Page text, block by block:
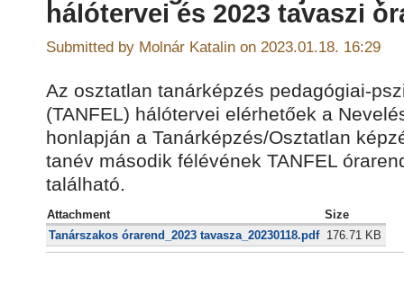
hálótervei és 2023 tavaszi
Submitted by Molnár Katalin on 2023.01.18. 16:29
Az osztatlan tanárképzés pedagógiai-
(TANFEL) hálótervei elérhetőek a
honlapján a Tanárképzés/Osztatlan
tanév második félévének TANFEL
található.
Attachment
Size
Tanárszakos órarend_2023 tavasza_20230118.pdf 176.71 KB